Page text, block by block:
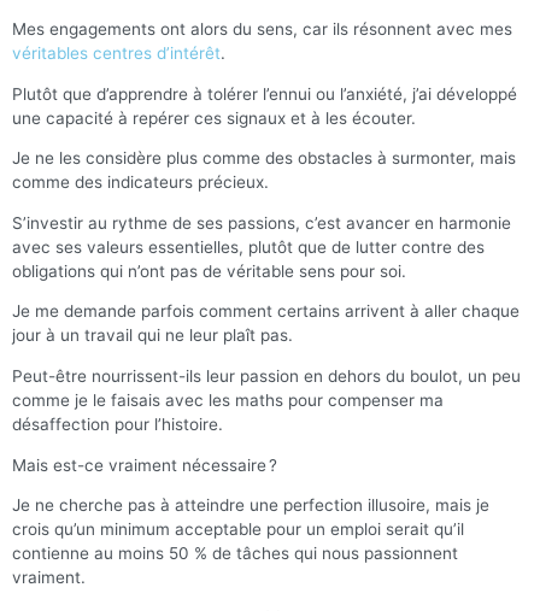
Mes engagements ont alors du sens, car ils résonnent avec mes
véritables centres d’intérêt.
Plutôt que d’apprendre à tolérer l’ennui ou l’anxiété, j’ai développé
une capacité à repérer ces signaux et à les écouter.
Je ne les considère plus comme des obstacles à surmonter, mais
comme des indicateurs précieux.
S’investir au rythme de ses passions, c’est avancer en harmonie
avec ses valeurs essentielles, plutôt que de lutter contre des
obligations qui n’ont pas de véritable sens pour soi.
Je me demande parfois comment certains arrivent à aller chaque
jour à un travail qui ne leur plaît pas.
Peut-être nourrissent-ils leur passion en dehors du boulot, un peu
comme je le faisais avec les maths pour compenser ma
désaffection pour l’histoire.
Mais est-ce vraiment nécessaire ?
Je ne cherche pas à atteindre une perfection illusoire, mais je
crois qu’un minimum acceptable pour un emploi serait qu’il
contienne au moins 50 % de tâches qui nous passionnent
vraiment.